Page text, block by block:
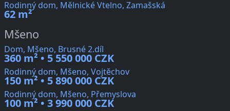
Rodinný dom, Mělnické Vtelno, Zamašská
62 m²
Mšeno
Dom, Mšeno, Brusné 2.díl
360 m² • 5 550 000 CZK
Rodinný dom, Mšeno, Vojtěchov
150 m² • 5 890 000 CZK
Rodinný dom, Mšeno, Přemyslova
100 m² • 3 990 000 CZK